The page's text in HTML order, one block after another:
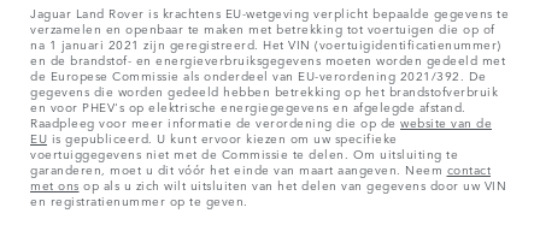
Jaguar Land Rover is krachtens EU-wetgeving verplicht bepaalde gegevens te
verzamelen en openbaar te maken met betrekking tot voertuigen die op of
na 1 januari 2021 zijn geregistreerd. Het VIN (voertuigidentificatienummer)
en de brandstof- en energieverbruiksgegevens moeten worden gedeeld met
de Europese Commissie als onderdeel van EU-verordening 2021/392. De
gegevens die worden gedeeld hebben betrekking op het brandstofverbruik
en voor PHEV's op elektrische energiegegevens en afgelegde afstand.
Raadpleeg voor meer informatie de verordening die op dewebsite van de
EU is gepubliceerd. U kunt ervoor kiezen om uw specifieke
voertuiggegevens niet met de Commissie te delen. Om uitsluiting te
garanderen, moet u dit vóór het einde van maart aangeven. Neem contact
met ons op als u zich wilt uitsluiten van het delen van gegevens door uw VIN
en registratienummer op te geven.